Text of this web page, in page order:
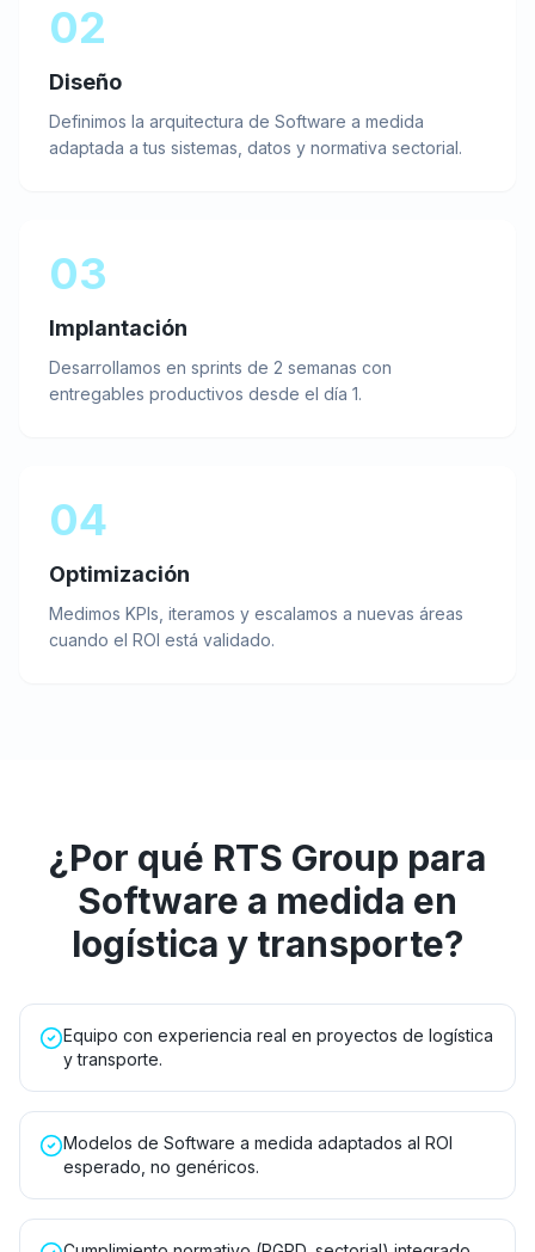
02
Diseño
Definimos la arquitectura de Software a medida
adaptada a tus sistemas, datos y normativa sectorial.
03
Implantación
Desarrollamos en sprints de 2 semanas con
entregables productivos desde el día 1.
04
Optimización
Medimos KPIs, iteramos y escalamos a nuevas áreas
cuando el ROI está validado.
¿Por qué RTS Group para
Software a medida en
logística y transporte?
Equipo con experiencia real en proyectos de logística
y transporte.
Modelos de Software a medida adaptados al ROI
esperado, no genéricos.